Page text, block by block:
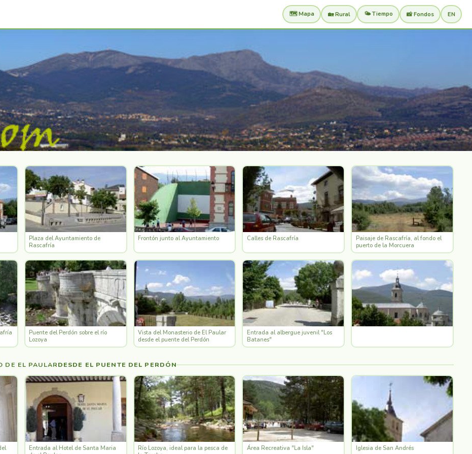
🗺️ Mapa 🏡 Rural 🌤️ Tiempo 📸 Fondos EN
Plaza del Ayuntamiento de
Rascafría
Frontón junto al Ayuntamiento Calles de Rascafría
Paisaje de Rascafría, al fondo el
puerto de la Morcuera
Puente del Perdón sobre el río
Lozoya
Vista del Monasterio de El Paular
desde el puente del Perdón
Entrada al albergue juvenil "Los
Batanes"
DE EL PAULARDESDE EL PUENTE DEL PERDÓN
Entrada al Hotel de Santa Maria
Río Lozoya, ideal para la pesca de
Área Recreativa "La Isla" Iglesia de San Andrés